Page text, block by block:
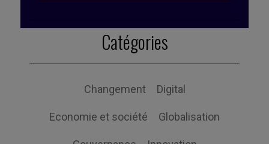
Catégories
Changement Digital
Economie et société Globalisation